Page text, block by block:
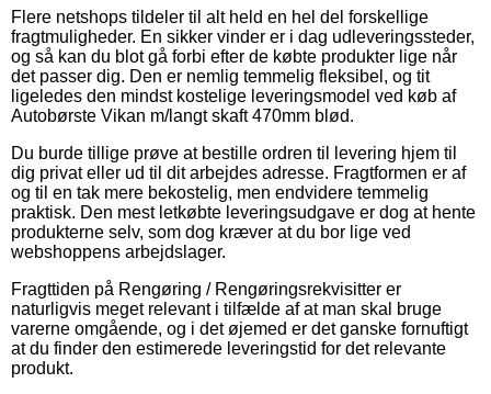
Flere netshops tildeler til alt held en hel del forskellige
fragtmuligheder. En sikker vinder er i dag udleveringssteder,
og så kan du blot gå forbi efter de købte produkter lige når
det passer dig. Den er nemlig temmelig fleksibel, og tit
ligeledes den mindst kostelige leveringsmodel ved køb af
Autobørste Vikan m/langt skaft 470mm blød.
Du burde tillige prøve at bestille ordren til levering hjem til
dig privat eller ud til dit arbejdes adresse. Fragtformen er af
og til en tak mere bekostelig, men endvidere temmelig
praktisk. Den mest letkøbte leveringsudgave er dog at hente
produkterne selv, som dog kræver at du bor lige ved
webshoppens arbejdslager.
Fragttiden på Rengøring / Rengøringsrekvisitter er
naturligvis meget relevant i tilfælde af at man skal bruge
varerne omgående, og i det øjemed er det ganske fornuftigt
at du finder den estimerede leveringstid for det relevante
produkt.